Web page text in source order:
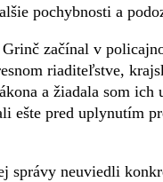
pochybnosti a
začínal v
riaditeľstve,
a žiadala som
ešte pred uplynutím
neuviedli